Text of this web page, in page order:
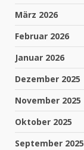
März 2026
Februar 2026
Januar 2026
Dezember 2025
November 2025
Oktober 2025
September 2025